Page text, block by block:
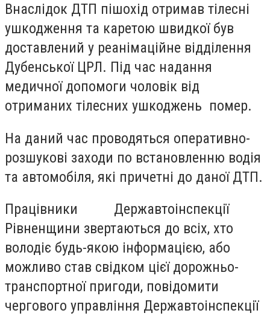
Внаслідок ДТП пішохід отримав тілесні
ушкодження та каретою швидкої був
доставлений у реанімаційне відділення
Дубенської ЦРЛ. Під час надання
медичної допомоги чоловік від
отриманих тілесних ушкоджень помер.
На даний час проводяться оперативно-
розшукові заходи по встановленню водія
та автомобіля, які причетні до даної ДТП.
Працівники Державтоінспекції
Рівненщини звертаються до всіх, хто
володіє будь-якою інформацією, або
можливо став свідком цієї дорожньо-
транспортної пригоди, повідомити
чергового управління Державтоінспекції